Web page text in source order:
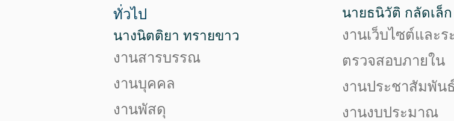
ทั่วไป
นางนิตติยา ทรายขาว
งานสารบรรณ
งานบุคคล
งานพัสดุ
นายธนิวัติ กลัดเล็ก
งานเว็บไซต์และร
ตรวจสอบภายใน
งานประชาสัมพันธ์
งานงบประมาณ